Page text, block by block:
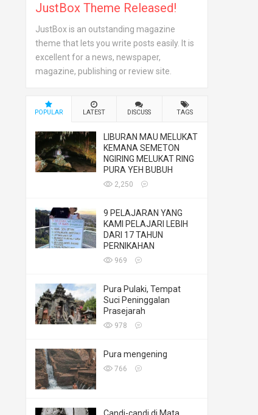
JustBox Theme Released!
JustBox is an outstanding magazine
theme that lets you write posts easily. It is
excellent for a news, newspaper,
magazine, publishing or review site.
POPULAR LATEST DISCUSS TAGS
LIBURAN MAU MELUKAT
KEMANA SEMETON
NGIRING MELUKAT RING
PURA YEH BUBUH
2,250
9 PELAJARAN YANG
KAMI PELAJARI LEBIH
DARI 17 TAHUN
PERNIKAHAN
969
Pura Pulaki, Tempat
Suci Peninggalan
Prasejarah
978
Pura mengening
766
Candi-candi di Mata